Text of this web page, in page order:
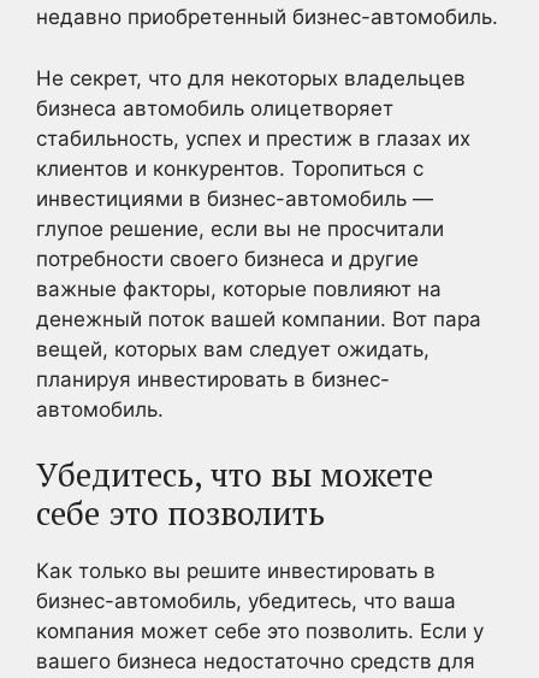
недавно приобретенный бизнес-автомобиль.
Не секрет, что для некоторых владельцев
бизнеса автомобиль олицетворяет
стабильность, успех и престиж в глазах их
клиентов и конкурентов. Торопиться с
инвестициями в бизнес-автомобиль —
глупое решение, если вы не просчитали
потребности своего бизнеса и другие
важные факторы, которые повлияют на
денежный поток вашей компании. Вот пара
вещей, которых вам следует ожидать,
планируя инвестировать в бизнес-
автомобиль.
Убедитесь, что вы можете
себе это позволить
Как только вы решите инвестировать в
бизнес-автомобиль, убедитесь, что ваша
компания может себе это позволить. Если у
вашего бизнеса недостаточно средств для